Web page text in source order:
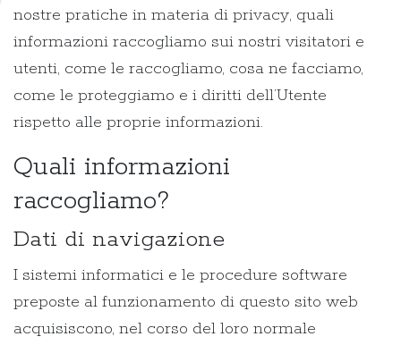
nostre pratiche in materia di privacy, quali
informazioni raccogliamo sui nostri visitatori e
utenti, come le raccogliamo, cosa ne facciamo,
come le proteggiamo e i diritti dell’Utente
rispetto alle proprie informazioni.
Quali informazioni
raccogliamo?
Dati di navigazione
I sistemi informatici e le procedure software
preposte al funzionamento di questo sito web
acquisiscono, nel corso del loro normale